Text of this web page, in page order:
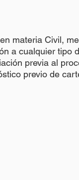
materia Civil,
a cualquier tipo
previa al
previo de